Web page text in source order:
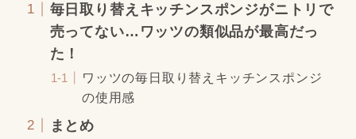
毎日取り替えキッチンスポンジがニトリで
売ってない…ワッツの類似品が最高だっ
た！
ワッツの毎日取り替えキッチンスポンジ
の使用感
まとめ